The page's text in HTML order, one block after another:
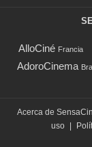
AlloCiné Francia
AdoroCinema
Acerca de
uso